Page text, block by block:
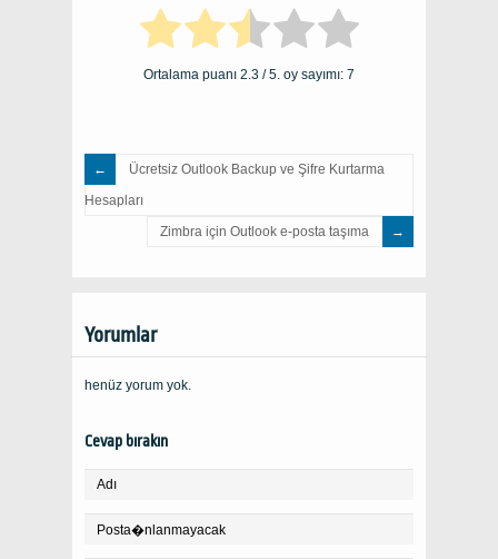
Ortalama puanı 2.3 / 5. oy sayımı: 7
Ücretsiz Outlook Backup ve Şifre Kurtarma
Hesapları
Zimbra için Outlook e-posta taşıma
Yorumlar
henüz yorum yok.
Cevap bırakın